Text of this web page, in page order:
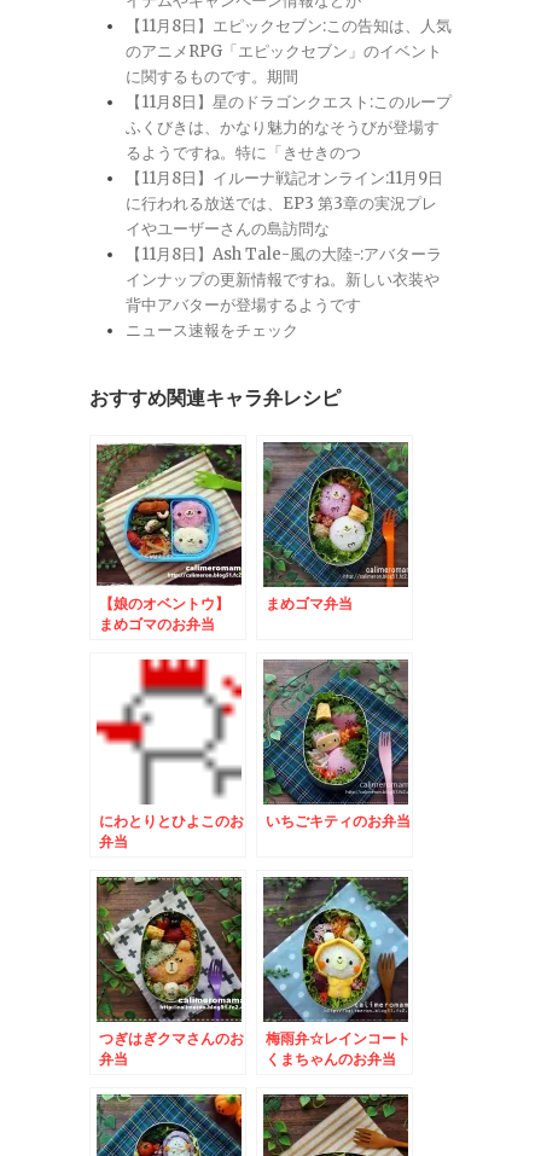
【11月8日】エピックセブン:この告知は、人気
のアニメRPG「エピックセブン」のイベント
に関するものです。期間
【11月8日】星のドラゴンクエスト:このループ
ふくびきは、かなり魅力的なそうびが登場す
るようですね。特に「きせきのつ
【11月8日】イルーナ戦記オンライン:11月9日
に行われる放送では、EP3 第3章の実況プレ
イやユーザーさんの島訪問な
【11月8日】Ash Tale-風の大陸-:アバターラ
インナップの更新情報ですね。新しい衣装や
背中アバターが登場するようです
ニュース速報をチェック
おすすめ関連キャラ弁レシピ
【娘のオベントウ】
まめゴマのお弁当
まめゴマ弁当
にわとりとひよこのお
弁当
いちごキティのお弁当
つぎはぎクマさんのお
弁当
梅雨弁☆レインコート
くまちゃんのお弁当